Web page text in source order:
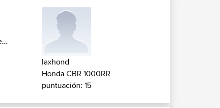
laxhond
Honda CBR 1000RR
puntuación: 15